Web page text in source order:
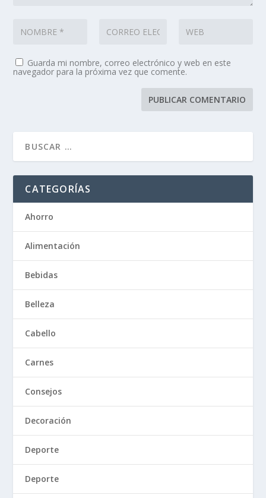
Guarda mi nombre, correo electrónico y web en este
navegador para la próxima vez que comente.
CATEGORÍAS
Ahorro
Alimentación
Bebidas
Belleza
Cabello
Carnes
Consejos
Decoración
Deporte
Deporte